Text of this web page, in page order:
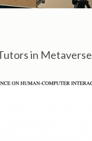
in Metaverse